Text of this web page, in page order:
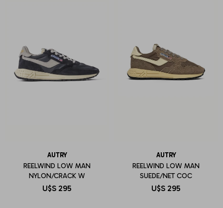
AUTRY
REELWIND LOW MAN
NYLON/CRACK W
U$S 295
AUTRY
REELWIND LOW MAN
SUEDE/NET COC
U$S 295